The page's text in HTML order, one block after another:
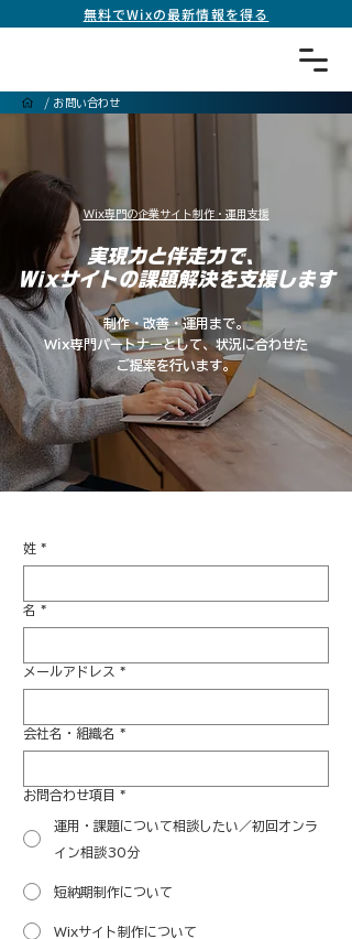
無料でWixの最新情報を得る
/ お問い合わせ
Wix専門の企業サイト制作・運用支援
実現力と伴走力で、
Wixサイトの課題解決を支援します
制作・改善・運用まで。
Wix専門パートナーとして、状況に合わせた
ご提案を行います。
姓 *
名 *
メールアドレス *
会社名・組織名 *
お問合わせ項目 *
運用・課題について相談したい／初回オンラ
イン相談30分
短納期制作について
Wixサイト制作について